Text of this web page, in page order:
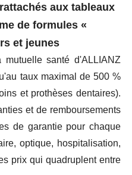
aux tableaux
de formules «
et jeunes
santé d'ALLIANZ
taux maximal de 500 %
et prothèses dentaires).
et de remboursements
de garantie pour chaque
optique, hospitalisation,
prix qui quadruplent entre